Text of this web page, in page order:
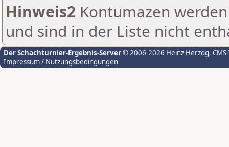
Hinweis2 Kontumazen
und sind in der Liste nicht
Der Schachturnier-Ergebnis-Server© 2006-2026 Heinz Herzog,
Impressum / Nutzungsbedingungen